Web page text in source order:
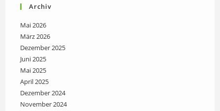
Archiv
Mai 2026
März 2026
Dezember 2025
Juni 2025
Mai 2025
April 2025
Dezember 2024
November 2024